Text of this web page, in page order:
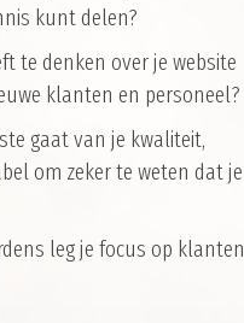
kunt delen?
te denken over je website
klanten en personeel?
gaat van je kwaliteit,
om zeker te weten dat je
leg je focus op klanten